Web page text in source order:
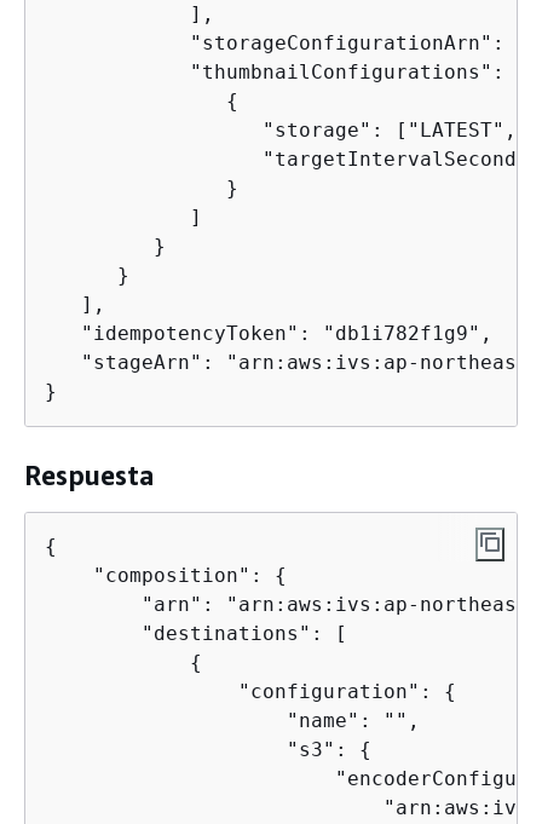
            ],
"storageConfigurationArn":
{
               }
      }
   ],
   "idempotencyToken": "db1i782f1g9",
"stageArn": "arn:aws:ivs:ap-
}
Respuesta
{
    "composition":
{
"arn": "arn:aws:ivs:ap-
        "destinations": [
{
                "configuration":
{
                    "name": "",
                    "s3":
{